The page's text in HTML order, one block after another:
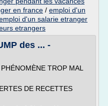
en france / emploi d'un
d'un salarie etranger
etrangers
des ... -
TROP MAL
DE RECETTES